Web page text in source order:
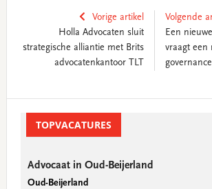
Vorige artikel
Holla Advocaten sluit
strategische alliantie met Brits
advocatenkantoor TLT
Volgende
Een
vraagt een
governance
SidebarTOPVACATURES
Advocaat in Oud-Beijerland
Oud-Beijerland